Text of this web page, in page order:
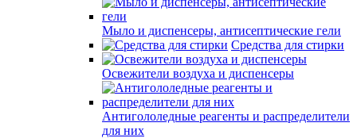
Мыло и диспенсеры, антисептические гели
Средства для стирки
Освежители воздуха и диспенсеры
Антигололедные реагенты и распределители
для них